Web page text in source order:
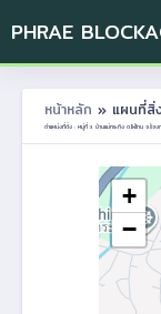
PHRAE
หน้าหลัก » แผนที่สิ่
ตำแหน่งที่ตั้ง : หมู่ที่ 3 บ้านแม่กระทิง ต.ไผ่โทน อ.ร้อง
+
−